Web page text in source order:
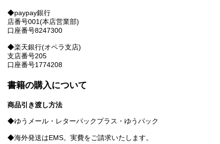
◆paypay銀行
店番号001(本店営業部)
口座番号8247300
◆楽天銀行(オペラ支店)
支店番号205
口座番号1774208
書籍の購入について
商品引き渡し方法
◆ゆうメール・レターパックプラス・ゆうパック
◆海外発送はEMS。実費をご請求いたします。